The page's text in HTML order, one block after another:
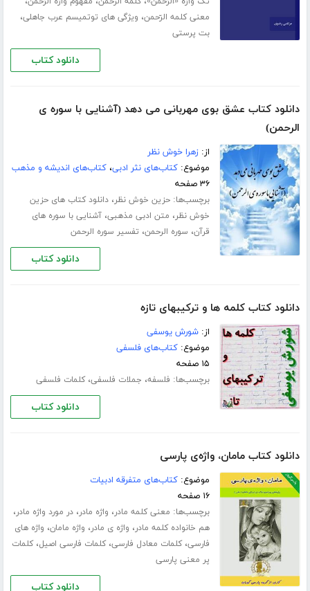
معنی کلمه الرّحمن، ویژگی های توتمیسم عرب جاهلی،
بت پرستی
دانلود کتاب
دانلود کتاب عشق بوی مهربانی می دهد (آشنایی با سوره ی
الرحمن)
از:زهرا خوش نظر
موضوع:کتاب‌های نثر ادبی،کتاب‌های اندیشه و مذهب
۳۶ صفحه
برچسب‌ها:حزین خوش نظر،دانلود کتاب های حزین
خوش نظر، متن ادبی مذهبی،آشنایی با سوره های
قرآن، سوره الرحمن، تفسیر سوره الرحمن
دانلود کتاب
دانلود کتاب کلمه ها و ترکیبهای تازه
از:شورش یوسفی
موضوع:کتاب‌های فلسفی
۱۵ صفحه
برچسب‌ها: فلسفه، جملات فلسفی،کلمات فلسفی
دانلود کتاب
دانلود کتاب مامان، واژه‌ی پارسی
موضوع:کتاب‌های متفرقه ادبیات
۱۶ صفحه
برچسب‌ها: معنی کلمه مادر، واژه مادر،در مورد واژه مادر،
هم خانواده کلمه مادر، واژه ی مادر، واژه مامان، واژه های
فارسی،کلمات معادل فارسی،کلمات فارسی اصیل،کلمات
پر معنی پارسی
دانلود کتاب